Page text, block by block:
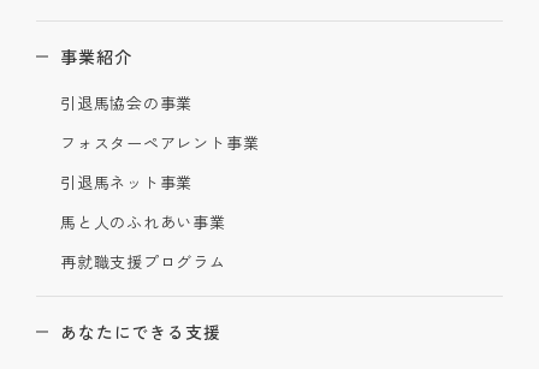
事業紹介
引退馬協会の事業
フォスターペアレント事業
引退馬ネット事業
馬と人のふれあい事業
再就職支援プログラム
あなたにできる支援